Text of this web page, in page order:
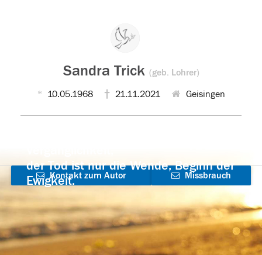
Sandra Trick (geb. Lohrer)
10.05.1968 21.11.2021 Geisingen
der Tod ist nur die Wende, Beginn der
Ewigkeit.
Kontakt zum Autor
aufnehmen
Missbrauch